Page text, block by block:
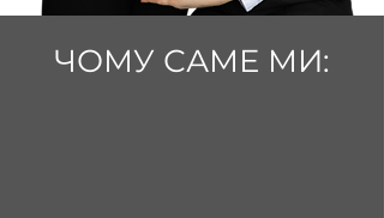
ЧОМУ САМЕ МИ: